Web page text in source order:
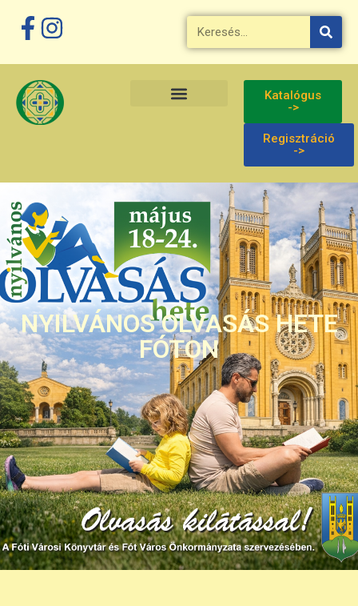
Katalógus
->
Regisztráció
->
NYILVÁNOS OLVASÁS HETE
FÓTON